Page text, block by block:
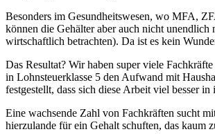
Besonders im Gesundheitswesen, wo MFA,
können die Gehälter aber auch nicht
wirtschaftlich betrachten). Da ist es kein
Das Resultat? Wir haben super viele
in Lohnsteuerklasse 5 den Aufwand mit
festgestellt, dass sich diese Arbeit viel besser
Eine wachsende Zahl von Fachkräften sucht
hierzulande für ein Gehalt schuften, das kaum